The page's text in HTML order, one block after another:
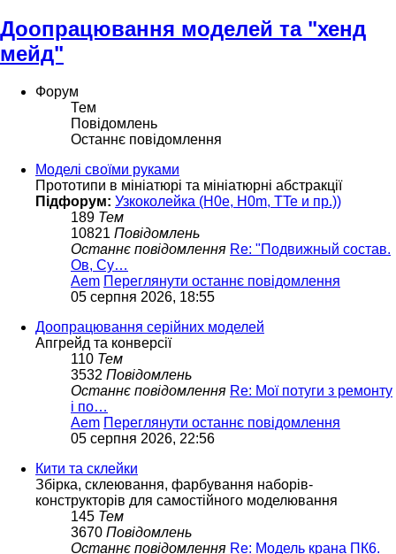
Доопрацювання моделей та "хенд
мейд"
Форум
Тем
Повідомлень
Останнє повідомлення
Моделі своїми руками
Прототипи в мініатюрі та мініатюрні абстракції
Підфорум: Узкоколейка (H0e, H0m, TTe и пр.))
189 Тем
10821 Повідомлень
Останнє повідомлення Re: "Подвижный состав.
Ов, Су…
Aem Переглянути останнє повідомлення
05 серпня 2026, 18:55
Доопрацювання серійних моделей
Апгрейд та конверсії
110 Тем
3532 Повідомлень
Останнє повідомлення Re: Мої потуги з ремонту
і по…
Aem Переглянути останнє повідомлення
05 серпня 2026, 22:56
Кити та склейки
Збірка, склеювання, фарбування наборів-
конструкторів для самостійного моделювання
145 Тем
3670 Повідомлень
Останнє повідомлення Re: Модель крана ПК6.